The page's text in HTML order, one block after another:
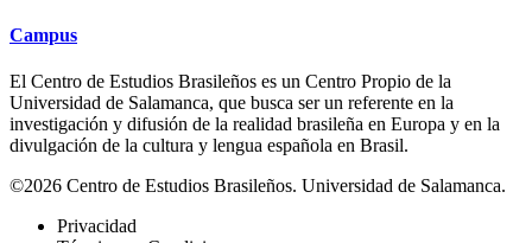
Campus
El Centro de Estudios Brasileños es un Centro Propio de la
Universidad de Salamanca, que busca ser un referente en la
investigación y difusión de la realidad brasileña en Europa y en la
divulgación de la cultura y lengua española en Brasil.
©2026 Centro de Estudios Brasileños. Universidad de Salamanca.
Privacidad